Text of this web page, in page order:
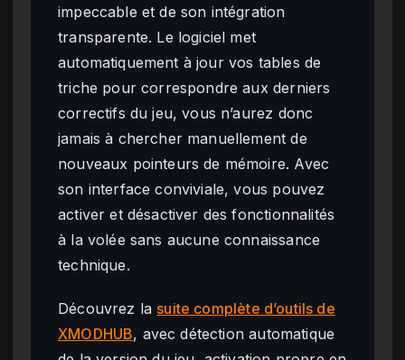
impeccable et de son intégration
transparente. Le logiciel met
automatiquement à jour vos tables de
triche pour correspondre aux derniers
correctifs du jeu, vous n’aurez donc
jamais à chercher manuellement de
nouveaux pointeurs de mémoire. Avec
son interface conviviale, vous pouvez
activer et désactiver des fonctionnalités
à la volée sans aucune connaissance
technique.
Découvrez la suite complète d’outils de
XMODHUB, avec détection automatique